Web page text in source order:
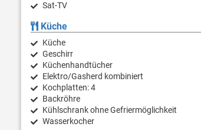
Sat-TV
Küche
Küche
Geschirr
Küchenhandtücher
Elektro/Gasherd kombiniert
Kochplatten: 4
Backröhre
Kühlschrank ohne Gefriermöglichkeit
Wasserkocher